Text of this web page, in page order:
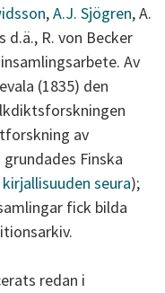
,A.J. Sjögren, A.
d.ä., R. von Becker
Av
(1835) den
av
grundades Finska
seura);
fick bilda
redan i